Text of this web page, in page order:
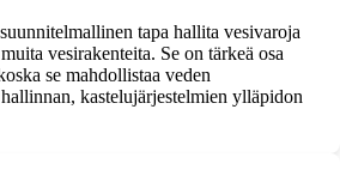
tapa hallita vesivaroja
vesirakenteita. Se on tärkeä osa
se mahdollistaa veden
kastelujärjestelmien ylläpidon